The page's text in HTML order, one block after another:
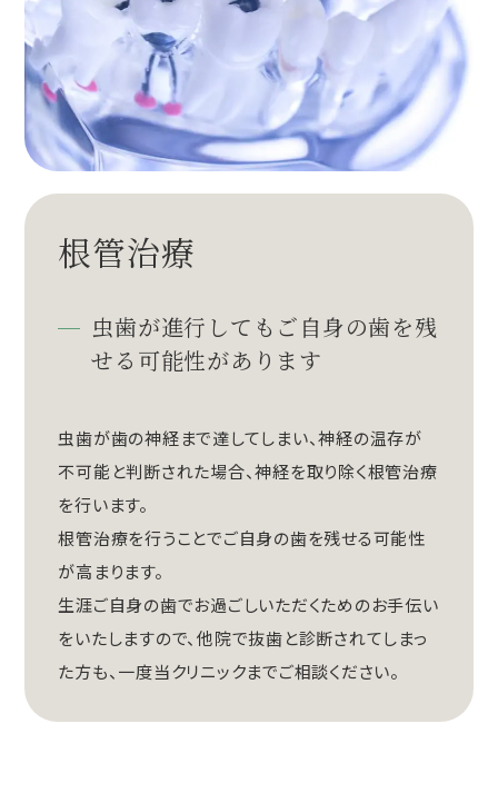
根管治療
虫歯が進行してもご自身の歯を残
せる可能性があります
虫歯が歯の神経まで達してしまい、神経の温存が
不可能と判断された場合、神経を取り除く根管治療
を行います。
根管治療を行うことでご自身の歯を残せる可能性
が高まります。
生涯ご自身の歯でお過ごしいただくためのお手伝い
をいたしますので、他院で抜歯と診断されてしまっ
た方も、一度当クリニックまでご相談ください。